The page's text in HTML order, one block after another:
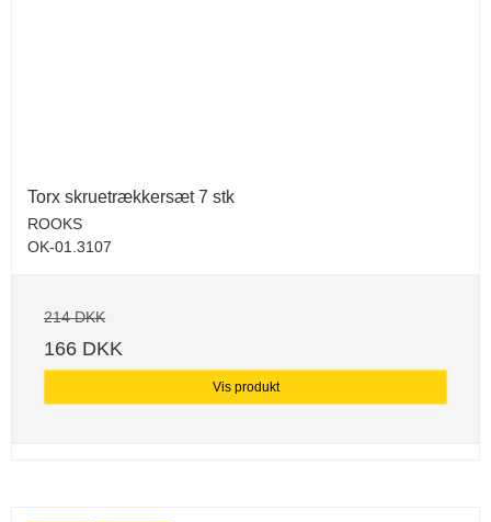
Torx skruetrækkersæt 7 stk
ROOKS
OK-01.3107
214 DKK
166 DKK
Vis produkt